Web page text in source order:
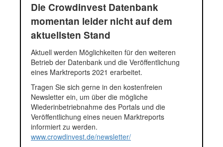
FELICE Immobilien
Projekt Fundingsumme Segment
Mödling
1.550.000 Euro
1550000
© 2026 crowdinvest.de
Die Crowdinvest Datenbank
momentan leider nicht auf dem
aktuellsten Stand
Aktuell werden Möglichkeiten für den weiteren
Betrieb der Datenbank und die Veröffentlichung
eines Marktreports 2021 erarbeitet.
Tragen Sie sich gerne in den kostenfreien
Newsletter ein, um über die mögliche
Wiederinbetriebnahme des Portals und die
Veröffentlichung eines neuen Marktreports
informiert zu werden.
www.crowdinvest.de/newsletter/